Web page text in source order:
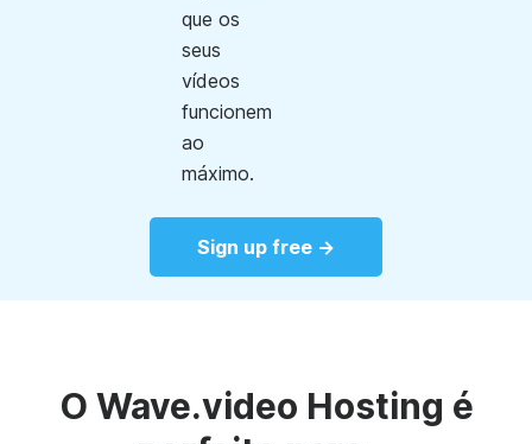
que os
seus
vídeos
funcionem
ao
máximo.
Sign up free →
O Wave.video Hosting é